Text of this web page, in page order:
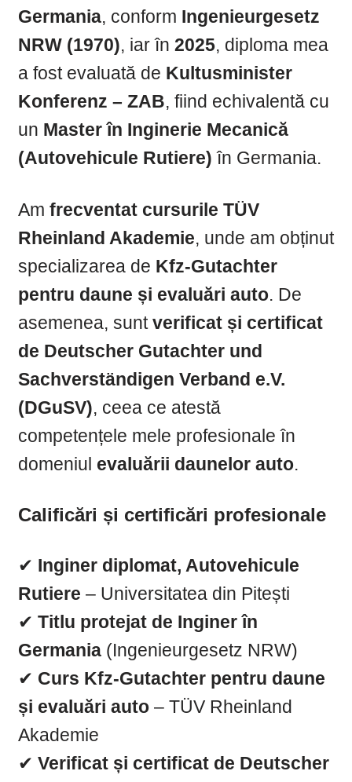
Germania, conform Ingenieurgesetz
NRW (1970), iar în 2025, diploma mea
a fost evaluată de Kultusminister
Konferenz – ZAB, fiind echivalentă cu
un Master în Inginerie Mecanică
(Autovehicule Rutiere) în Germania.
Am frecventat cursurile TÜV
Rheinland Akademie, unde am obținut
specializarea de Kfz-Gutachter
pentru daune și evaluări auto. De
asemenea, suntverificat și certificat
de Deutscher Gutachter und
Sachverständigen Verband e.V.
(DGuSV), ceea ce atestă
competențele mele profesionale în
domeniul evaluării daunelor auto.
Calificări și certificări profesionale
✔ Inginer diplomat, Autovehicule
Rutiere – Universitatea din Pitești
✔ Titlu protejat de Inginer în
Germania (Ingenieurgesetz NRW)
✔ Curs Kfz-Gutachter pentru daune
și evaluări auto – TÜV Rheinland
Akademie
✔ Verificat și certificat de Deutscher